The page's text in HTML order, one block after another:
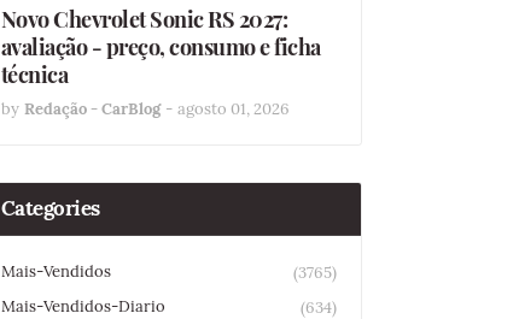
Novo Chevrolet Sonic RS 2027:
avaliação - preço, consumo e ficha
técnica
by Redação - CarBlog - agosto 01, 2026
Categories
Mais-Vendidos
(3765)
Mais-Vendidos-Diario
(634)